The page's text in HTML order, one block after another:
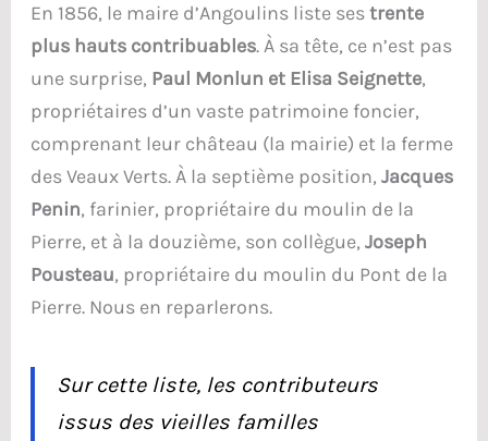
En 1856, le maire d’Angoulins liste sestrente
plus hauts contribuables. À sa tête, ce n’est pas
une surprise, Paul Monlun et Elisa Seignette,
propriétaires d’un vaste patrimoine foncier,
comprenant leur château (la mairie) et la ferme
des Veaux Verts. À la septième position, Jacques
Penin, farinier, propriétaire du moulin de la
Pierre, et à la douzième, son collègue, Joseph
Pousteau, propriétaire du moulin du Pont de la
Pierre. Nous en reparlerons.
Sur cette liste, les contributeurs
issus des vieilles familles